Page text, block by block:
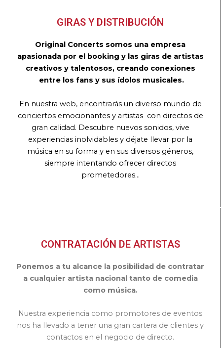
GIRAS Y DISTRIBUCIÓN
Original Concerts somos una empresa
apasionada por el booking y las giras de artistas
creativos y talentosos, creando conexiones
entre los fans y sus ídolos musicales.
En nuestra web, encontrarás un diverso mundo de
conciertos emocionantes y artistas con directos de
gran calidad. Descubre nuevos sonidos, vive
experiencias inolvidables y déjate llevar por la
música en su forma y en sus diversos géneros,
siempre intentando ofrecer directos
prometedores…
CONTRATACIÓN DE ARTISTAS
Ponemos a tu alcance la posibilidad de contratar
a cualquier artista nacional tanto de comedia
como música.
Nuestra experiencia como promotores de eventos
nos ha llevado a tener una gran cartera de clientes y
contactos en el negocio de directo.